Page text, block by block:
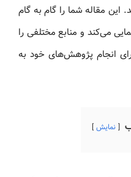
این مقاله شما را گام به گام
می‌کند و منابع مختلفی را
انجام پژوهش‌های خود به
نمایش